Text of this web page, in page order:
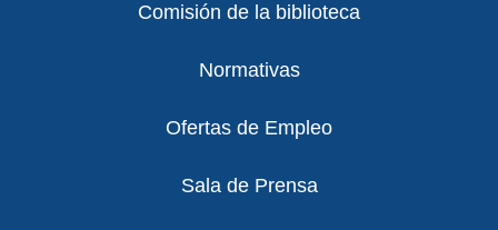
Comisión de la biblioteca
Normativas
Ofertas de Empleo
Sala de Prensa